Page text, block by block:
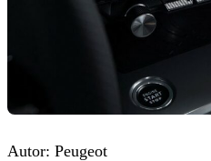
Autor: Peugeot